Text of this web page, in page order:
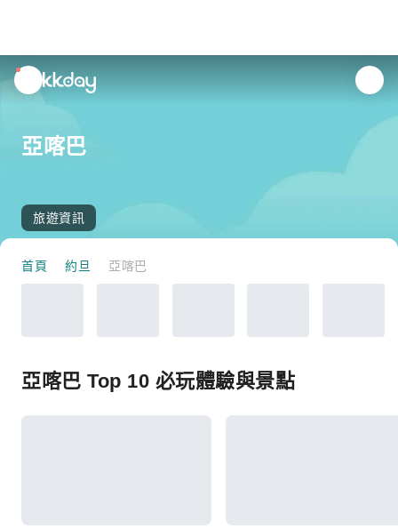
unread
notifications
亞喀巴
旅遊資訊
首頁 約旦 亞喀巴
亞喀巴 Top 10 必玩體驗與景點